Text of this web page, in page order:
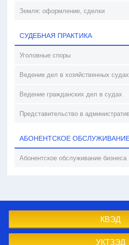
Земля: оформление, сделки
СУДЕБНАЯ ПРАКТИКА
Уголовные споры
Ведение дел в хозяйственных судах
Ведение гражданских дел в судах
Представительство в
АБОНЕНТСКОЕ
Абонентское обслуживание бизнеса
КВЭД
УКТЗЭД